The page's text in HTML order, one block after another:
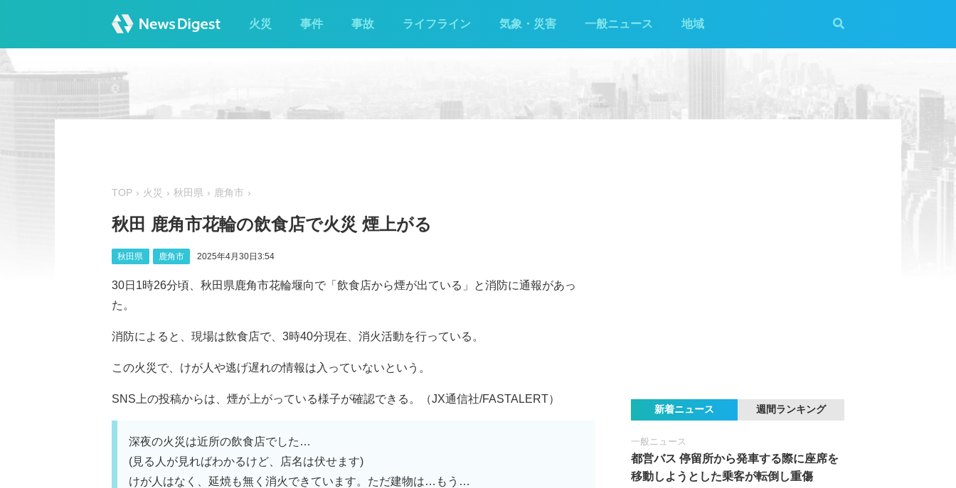
火災 事件 事故 ライフライン 気象・災害 一般ニュース 地域
TOP 火災 秋田県 鹿角市
秋田 鹿角市花輪の飲食店で火災 煙上がる
秋田県 鹿角市 2025年4月30日3:54
30日1時26分頃、秋田県鹿角市花輪堰向で「飲食店から煙が出ている」と消防に通報があっ
た。
消防によると、現場は飲食店で、3時40分現在、消火活動を行っている。
この火災で、けが人や逃げ遅れの情報は入っていないという。
SNS上の投稿からは、煙が上がっている様子が確認できる。（JX通信社/FASTALERT）
深夜の火災は近所の飲食店でした…
(見る人が見ればわかるけど、店名は伏せます)
けが人はなく、延焼も無く消火できています。ただ建物は…もう…
新着ニュース 週間ランキング
一般ニュース
都営バス 停留所から発車する際に座席を
移動しようとした乗客が転倒し重傷